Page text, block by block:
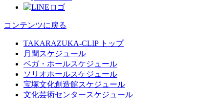
コンテンツに戻る
TAKARAZUKA-CLIP トップ
月間スケジュール
ベガ・ホールスケジュール
ソリオホールスケジュール
宝塚文化創造館スケジュール
文化芸術センタースケジュール